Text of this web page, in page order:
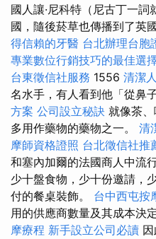
國人讓·尼科特（尼古丁一
國，隨後菸草也傳播到了英
得信賴的牙醫 台北辦理台胞
專業數位行銷技巧的最佳選
台東徵信社服務 1556 清潔
名水手，有人看到他「從鼻
方案 公司設立秘訣 就像茶
多用作藥物的藥物之一。 清
摩師資格證照 台北徵信社推
和塞內加爾的法國商人中流
少十盤食物，少十份邀請，
付的餐桌裝飾。 台中西屯按
用的供應商數量及其成本決
摩療程 新手設立公司必讀